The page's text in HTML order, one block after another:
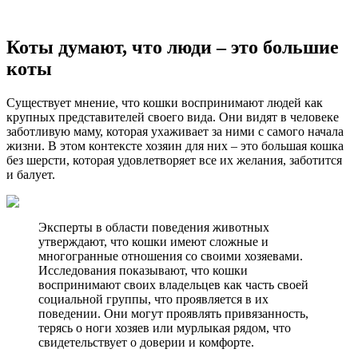
Коты думают, что люди – это большие
коты
Существует мнение, что кошки воспринимают людей как
крупных представителей своего вида. Они видят в человеке
заботливую маму, которая ухаживает за ними с самого начала
жизни. В этом контексте хозяин для них – это большая кошка
без шерсти, которая удовлетворяет все их желания, заботится
и балует.
Эксперты в области поведения животных
утверждают, что кошки имеют сложные и
многогранные отношения со своими хозяевами.
Исследования показывают, что кошки
воспринимают своих владельцев как часть своей
социальной группы, что проявляется в их
поведении. Они могут проявлять привязанность,
терясь о ноги хозяев или мурлыкая рядом, что
свидетельствует о доверии и комфорте.